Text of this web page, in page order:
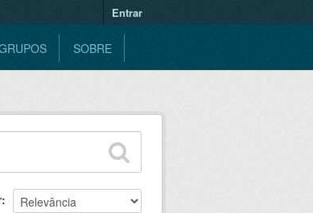
Entrar
SOBRE